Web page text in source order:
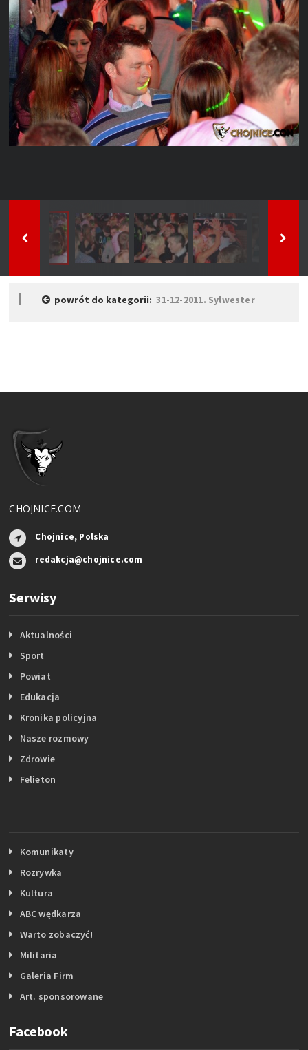
powrót do kategorii:31-12-2011. Sylwester
CHOJNICE.COM
Chojnice, Polska
redakcja@chojnice.com
Serwisy
Aktualności
Sport
Powiat
Edukacja
Kronika policyjna
Nasze rozmowy
Zdrowie
Felieton
Komunikaty
Rozrywka
Kultura
ABC wędkarza
Warto zobaczyć!
Militaria
Galeria Firm
Art. sponsorowane
Facebook